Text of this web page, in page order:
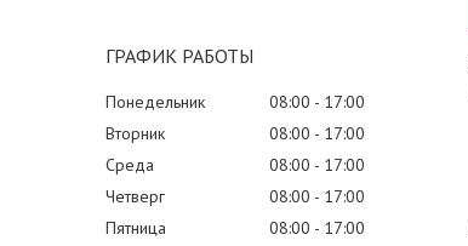
ГРАФИК РАБОТЫ
Понедельник 08:00
17:00
Вторник
08:00
17:00
Среда
08:00
17:00
Четверг
08:00
17:00
Пятница
08:00
17:00